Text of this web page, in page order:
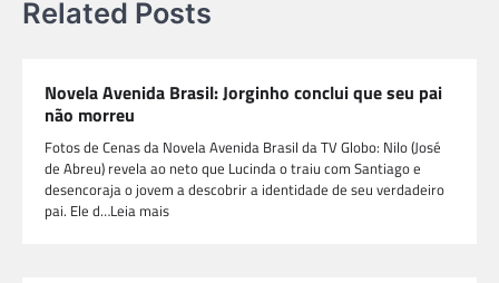
Related Posts
Novela Avenida Brasil: Jorginho conclui que seu pai
não morreu
Fotos de Cenas da Novela Avenida Brasil da TV Globo: Nilo (José
de Abreu) revela ao neto que Lucinda o traiu com Santiago e
desencoraja o jovem a descobrir a identidade de seu verdadeiro
pai. Ele d…Leia mais